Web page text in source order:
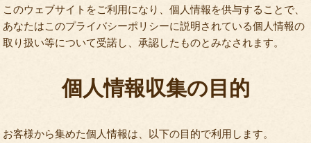
このウェブサイトをご利用になり、個人情報を供与することで、
あなたはこのプライバシーポリシーに説明されている個人情報の
取り扱い等について受諾し、承認したものとみなされます。
個人情報収集の目的
お客様から集めた個人情報は、以下の目的で利用します。